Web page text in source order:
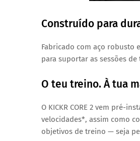
Construído para
Fabricado com aço robusto
para suportar as sessões
O teu treino. À tua
O KICKR CORE 2 vem pré-
velocidades*, assim como
objetivos de treino — seja